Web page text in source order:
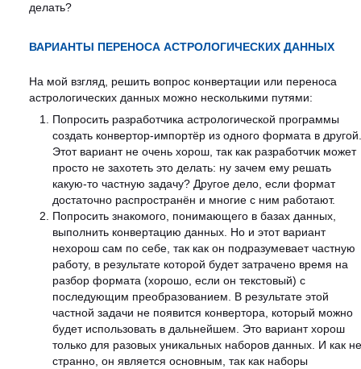
делать?
ВАРИАНТЫ ПЕРЕНОСА АСТРОЛОГИЧЕСКИХ ДАННЫХ
На мой взгляд, решить вопрос конвертации или переноса
астрологических данных можно несколькими путями:
Попросить разработчика астрологической программы
создать конвертор-импортёр из одного формата в другой.
Этот вариант не очень хорош, так как разработчик может
просто не захотеть это делать: ну зачем ему решать
какую-то частную задачу? Другое дело, если формат
достаточно распространён и многие с ним работают.
Попросить знакомого, понимающего в базах данных,
выполнить конвертацию данных. Но и этот вариант
нехорош сам по себе, так как он подразумевает частную
работу, в результате которой будет затрачено время на
разбор формата (хорошо, если он текстовый) с
последующим преобразованием. В результате этой
частной задачи не появится конвертора, который можно
будет использовать в дальнейшем. Это вариант хорош
только для разовых уникальных наборов данных. И как не
странно, он является основным, так как наборы